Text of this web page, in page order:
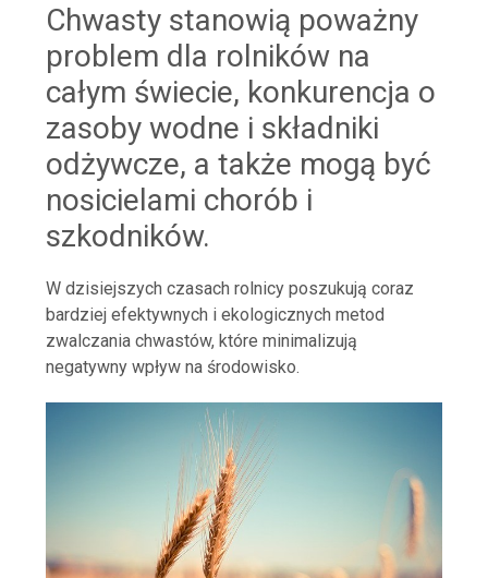
Chwasty stanowią poważny
problem dla rolników na
całym świecie, konkurencja o
zasoby wodne i składniki
odżywcze, a także mogą być
nosicielami chorób i
szkodników.
W dzisiejszych czasach rolnicy poszukują coraz
bardziej efektywnych i ekologicznych metod
zwalczania chwastów, które minimalizują
negatywny wpływ na środowisko.